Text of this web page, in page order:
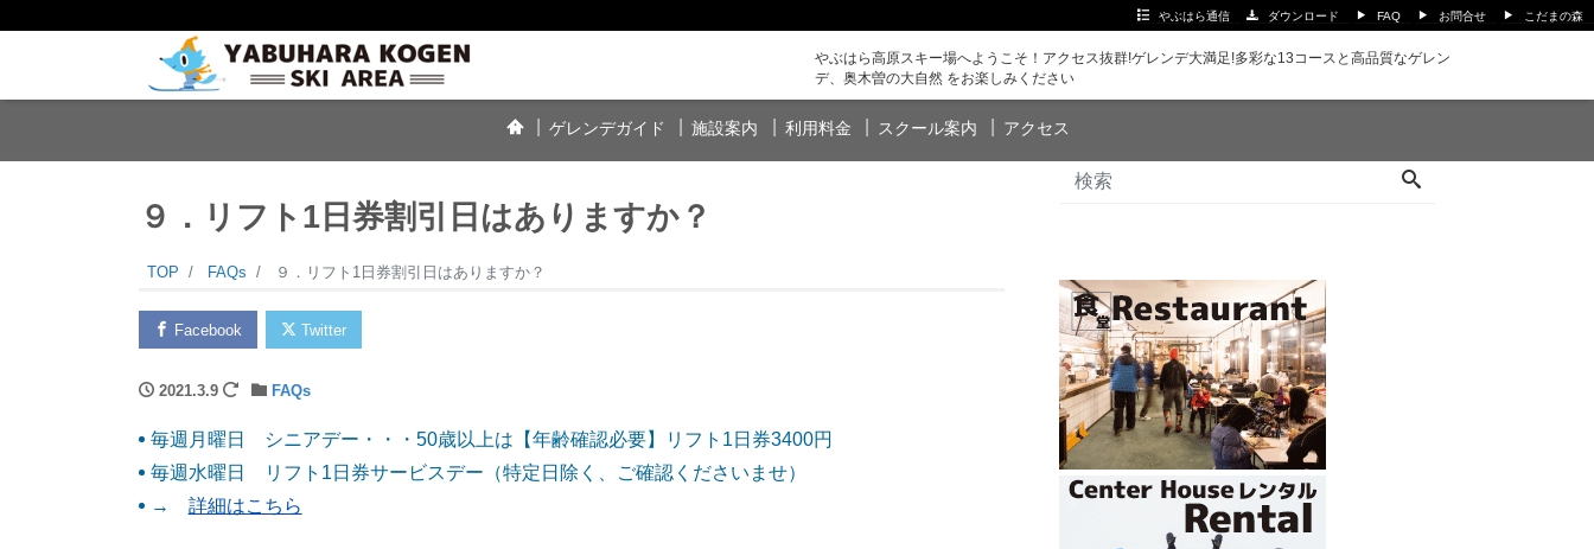
やぶはら通信 ダウンロード FAQ お問合せ こだまの森
やぶはら高原スキー場へようこそ！アクセス抜群!ゲレンデ大満足!多彩な13コースと高品質なゲレン
デ、奥木曽の大自然 をお楽しみください
ゲレンデガイド 施設案内 利用料金 スクール案内 アクセス
９．リフト1日券割引日はありますか？
TOP FAQs ９．リフト1日券割引日はありますか？
Facebook Twitter
2021.3.9 FAQs
毎週月曜日 シニアデー・・・50歳以上は【年齢確認必要】リフト1日券3400円
毎週水曜日 リフト1日券サービスデー（特定日除く、ご確認くださいませ）
→ 詳細はこちら